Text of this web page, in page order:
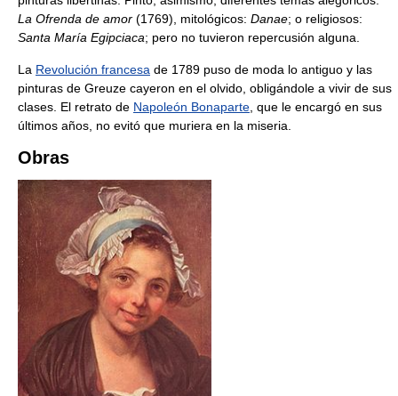
La Ofrenda de amor (1769), mitológicos: Danae; o religiosos:
Santa María Egipciaca; pero no tuvieron repercusión alguna.
La Revolución francesa de 1789 puso de moda lo antiguo y las
pinturas de Greuze cayeron en el olvido, obligándole a vivir de sus
clases. El retrato de Napoleón Bonaparte , que le encargó en sus
últimos años, no evitó que muriera en la miseria.
Obras